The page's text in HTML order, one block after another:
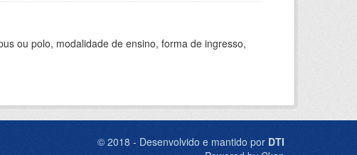
ou polo, modalidade de ensino, forma de ingresso,
© 2018 - Desenvolvido e mantido por DTI